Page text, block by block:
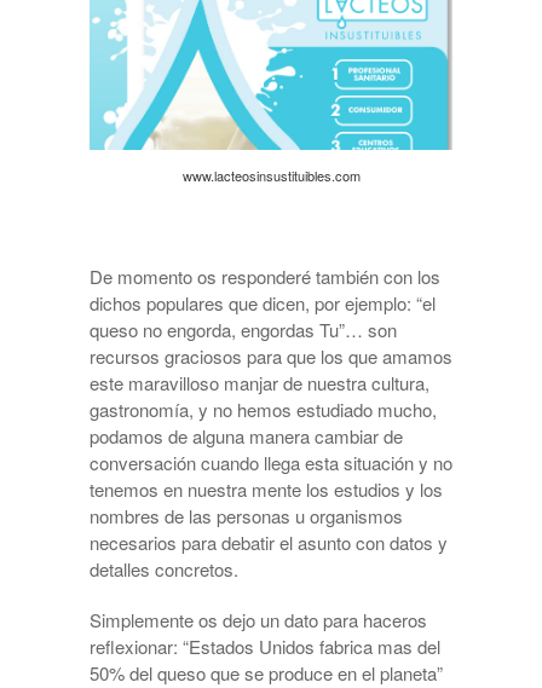
www.lacteosinsustituibles.com
De momento os responderé también con los
dichos populares que dicen, por ejemplo: “el
queso no engorda, engordas Tu”… son
recursos graciosos para que los que amamos
este maravilloso manjar de nuestra cultura,
gastronomía, y no hemos estudiado mucho,
podamos de alguna manera cambiar de
conversación cuando llega esta situación y no
tenemos en nuestra mente los estudios y los
nombres de las personas u organismos
necesarios para debatir el asunto con datos y
detalles concretos.
Simplemente os dejo un dato para haceros
reflexionar: “Estados Unidos fabrica mas del
50% del queso que se produce en el planeta”